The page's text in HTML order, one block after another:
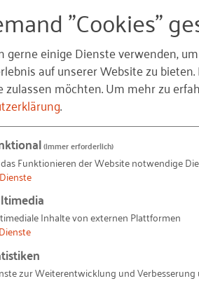
lernen
Dabei ist es unerheblich, ob
mit einem
Faktoren wie
und vermindert die
der Stresshormonspiegel, was
daher Höchstgrenzen für Lärm
und die Lärmund
Anforderungen in den
DIN EN ISO 11690und -
"Cookies"
gerne einige Dienste verwenden,
auf unserer Website zu
zulassen möchten.Um mehr zu
.
(immer erforderlich)
Funktionieren der Website notwendige
Dienste
Inhalte von externen Plattformen
Dienste
zur Weiterentwicklung und